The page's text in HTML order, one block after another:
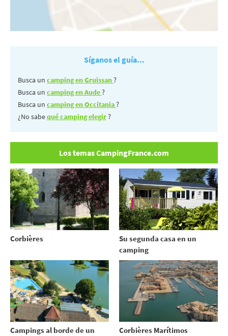
Síganos el guía...
Busca un camping en Gruissan?
Busca un camping en Aude?
Busca un camping en Occitania?
¿No sabequé camping elegir?
Los temas CampingFrance.com
Corbières
Su segunda casa en un
camping
Campings al borde de un
Corbières Marítimos